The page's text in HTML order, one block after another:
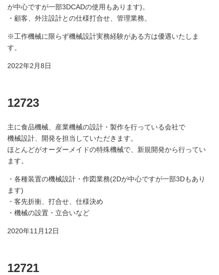
が中心ですが一部3DCADの使用もあります)。
・顧客、外注設計との仕様打合せ、管理業務。
※工作機械に限らず機械設計実務経験がある方は優遇いたしま
す。
2022年2月8日
12723
主に食品機械、産業機械の設計・製作を行っている会社で
機械設計、開発を担当していただきます。
ほとんどがオーダーメイドの特殊機械で、新規開発から行ってい
ます。
・各種装置の機械設計・作図業務(2Dが中心ですが一部3Dもあり
ます)
・客先折衝、打合せ、仕様決め
・機械の設置・立合いなど
2020年11月12日
12721